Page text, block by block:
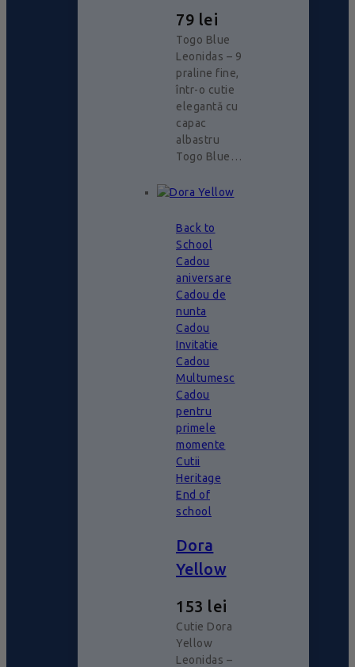
79 lei
Togo Blue
Leonidas – 9
praline fine,
într-o cutie
elegantă cu
capac
albastru
Togo Blue…
Back to
School
Cadou
aniversare
Cadou de
nunta
Cadou
Invitatie
Cadou
Multumesc
Cadou
pentru
primele
momente
Cutii
Heritage
End of
school
Dora
Yellow
153 lei
Cutie Dora
Yellow
Leonidas –